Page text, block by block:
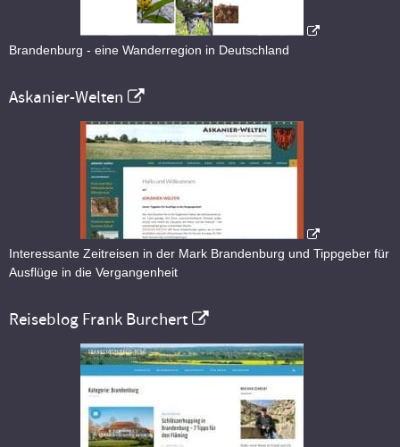
Brandenburg - eine Wanderregion in Deutschland
Askanier-Welten
Interessante Zeitreisen in der Mark Brandenburg und Tippgeber für
Ausflüge in die Vergangenheit
Reiseblog Frank Burchert